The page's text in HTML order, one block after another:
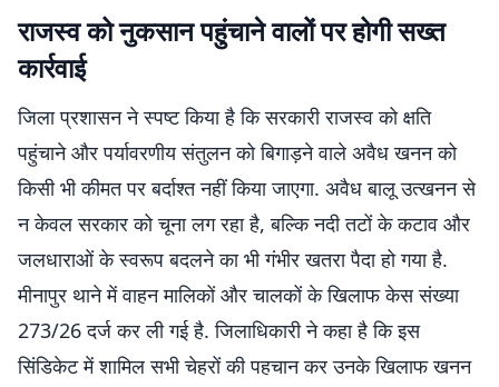
राजस्व को नुकसान पहुंचाने वालों पर होगी सख्त
कार्रवाई
जिला प्रशासन ने स्पष्ट किया है कि सरकारी राजस्व को क्षति
पहुंचाने और पर्यावरणीय संतुलन को बिगाड़ने वाले अवैध खनन को
किसी भी कीमत पर बर्दाश्त नहीं किया जाएगा. अवैध बालू उत्खनन से
न केवल सरकार को चूना लग रहा है, बल्कि नदी तटों के कटाव और
जलधाराओं के स्वरूप बदलने का भी गंभीर खतरा पैदा हो गया है.
मीनापुर थाने में वाहन मालिकों और चालकों के खिलाफ केस संख्या
273/26 दर्ज कर ली गई है. जिलाधिकारी ने कहा है कि इस
सिंडिकेट में शामिल सभी चेहरों की पहचान कर उनके खिलाफ खनन